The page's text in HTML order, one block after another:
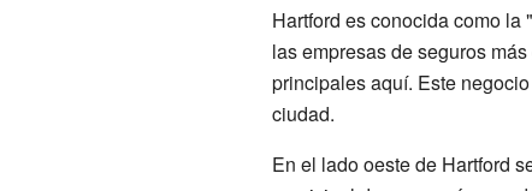
Hartford es conocida como
las empresas de seguros
principales aquí. Este
ciudad.
En el lado oeste de Hartford